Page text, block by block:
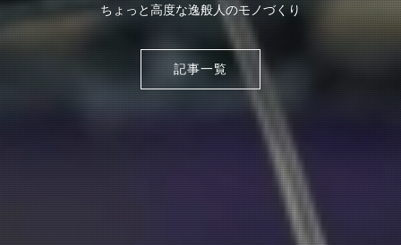
ちょっと高度な逸般人のモノづくり
記事一覧
記事一覧
ちょっと高度な逸般人のモノづくり
記事一覧
記事一覧